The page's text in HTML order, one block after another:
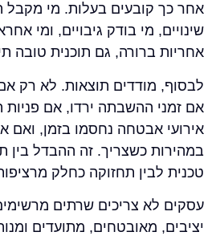
אחר כך קובעים בעלות. מי
שינויים, מי בודק גיבויים, ומי
אחריות ברורה, גם תוכנית טובה
לבסוף, מודדים תוצאות. לא רק
אם זמני ההשבתה ירדו, אם
אירועי אבטחה נחסמו בזמן, ואם
במהירות כשצריך. זה ההבדל בין
טכנית לבין תחזוקה כחלק
עסקים לא צריכים שרתים
יציבים, מאובטחים, מתועדים